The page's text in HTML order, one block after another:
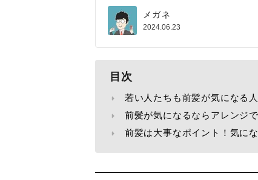
メガネ
2024.06.23
目次
若い人たちも前髪が気になる
前髪が気になるならアレンジ
前髪は大事なポイント！気に